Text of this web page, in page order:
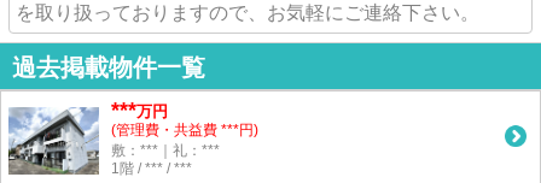
を取り扱っておりますので、お気軽にご連絡下さい。
過去掲載物件一覧
***万円
(管理費・共益費 ***円)
敷：***｜礼：***
1階 / *** / ***